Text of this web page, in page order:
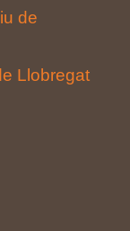
de
Llobregat